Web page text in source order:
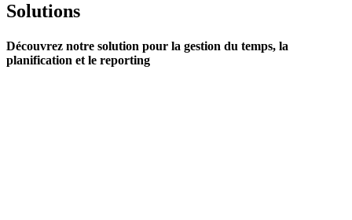
Solutions
Découvrez notre solution pour la gestion du temps, la
planification et le reporting